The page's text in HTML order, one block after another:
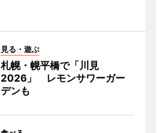
見る・遊ぶ
札幌・幌平橋で「川見
2026」 レモンサワーガー
デンも